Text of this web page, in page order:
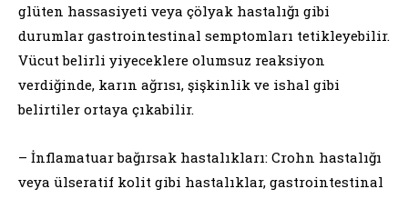
glüten hassasiyeti veya çölyak hastalığı gibi
durumlar gastrointestinal semptomları tetikleyebilir.
Vücut belirli yiyeceklere olumsuz reaksiyon
verdiğinde, karın ağrısı, şişkinlik ve ishal gibi
belirtiler ortaya çıkabilir.
– İnflamatuar bağırsak hastalıkları: Crohn hastalığı
veya ülseratif kolit gibi hastalıklar, gastrointestinal